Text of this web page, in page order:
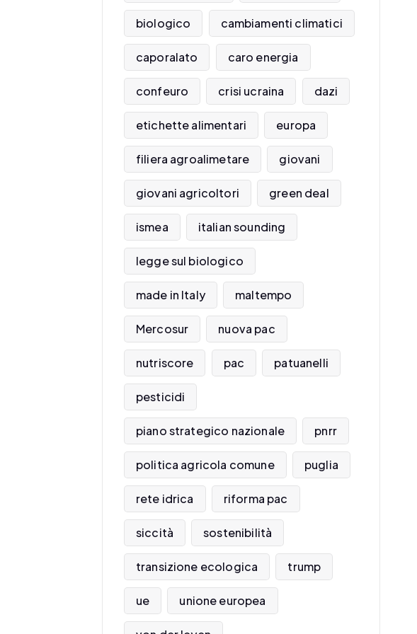
biologico cambiamenti climatici
caporalato caro energia
confeuro crisi ucraina dazi
etichette alimentari europa
filiera agroalimetare giovani
giovani agricoltori green deal
ismea italian sounding
legge sul biologico
made in Italy maltempo
Mercosur nuova pac
nutriscore pac patuanelli
pesticidi
piano strategico nazionale pnrr
politica agricola comune puglia
rete idrica riforma pac
siccità sostenibilità
transizione ecologica trump
ue unione europea